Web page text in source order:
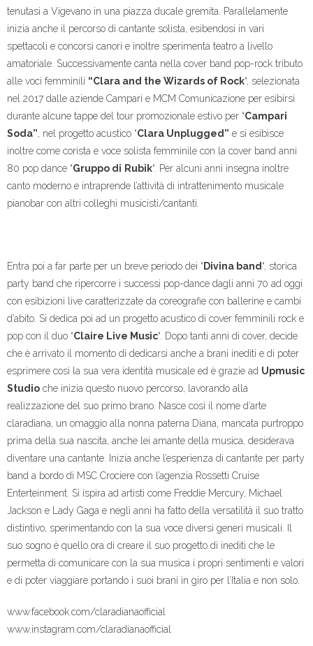
tenutasi a Vigevano in una piazza ducale gremita. Parallelamente
inizia anche il percorso di cantante solista, esibendosi in vari
spettacoli e concorsi canori e inoltre sperimenta teatro a livello
amatoriale. Successivamente canta nella cover band pop-rock tributo
alle voci femminili “Clara and the Wizards of Rock“, selezionata
nel 2017 dalle aziende Campari e MCM Comunicazione per esibirsi
durante alcune tappe del tour promozionale estivo per “Campari
Soda” , nel progetto acustico “Clara Unplugged” e si esibisce
inoltre come corista e voce solista femminile con la cover band anni
80 pop dance “Gruppo di Rubik“. Per alcuni anni insegna inoltre
canto moderno e intraprende l’attività di intrattenimento musicale
pianobar con altri colleghi musicisti/cantanti.
Entra poi a far parte per un breve periodo dei “ Divina band “, storica
party band che ripercorre i successi pop-dance dagli anni 70 ad oggi
con esibizioni live caratterizzate da coreografie con ballerine e cambi
d’abito. Si dedica poi ad un progetto acustico di cover femminili rock e
pop con il duo “Claire Live Music“. Dopo tanti anni di cover, decide
che è arrivato il momento di dedicarsi anche a brani inediti e di poter
esprimere così la sua vera identità musicale ed è grazie ad Upmusic
Studio che inizia questo nuovo percorso, lavorando alla
realizzazione del suo primo brano. Nasce così il nome d’arte
claradiana, un omaggio alla nonna paterna Diana, mancata purtroppo
prima della sua nascita, anche lei amante della musica, desiderava
diventare una cantante. Inizia anche l’esperienza di cantante per party
band a bordo di MSC Crociere con l’agenzia Rossetti Cruise
Enterteinment. Si ispira ad artisti come Freddie Mercury, Michael
Jackson e Lady Gaga e negli anni ha fatto della versatilità il suo tratto
distintivo, sperimentando con la sua voce diversi generi musicali. Il
suo sogno è quello ora di creare il suo progetto di inediti che le
permetta di comunicare con la sua musica i propri sentimenti e valori
e di poter viaggiare portando i suoi brani in giro per l’Italia e non solo.
www.facebook.com/claradianaofficial
www.instagram.com/claradianaofficial